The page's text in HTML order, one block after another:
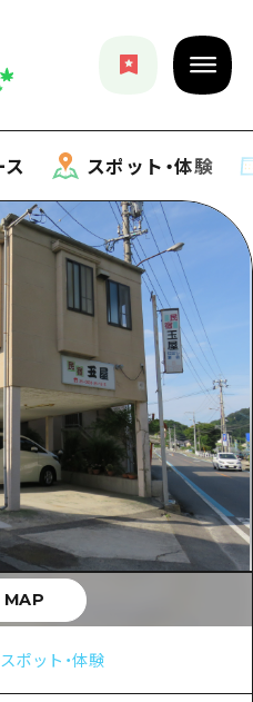
スポット・体験
り
一覧
公式ガイド
ラベル
日常
験一覧
一覧
スポット・体験
MAP